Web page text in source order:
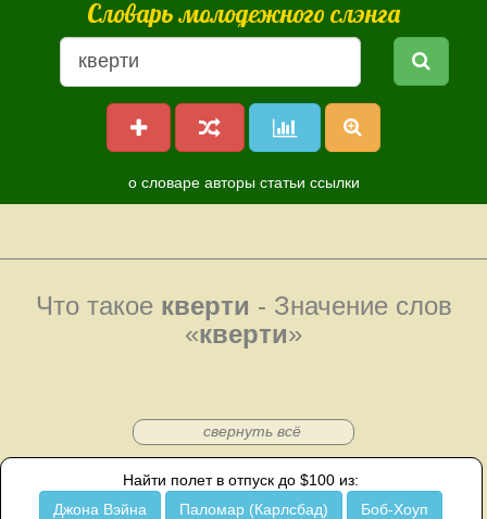
Словарь молодежного слэнга
о словаре авторы статьи ссылки
Что такое кверти - Значение слов
«кверти»
свернуть всё
Найти полет в отпуск до $100 из:
Джона Вэйна
Паломар (Карлсбад) Боб-Хоуп